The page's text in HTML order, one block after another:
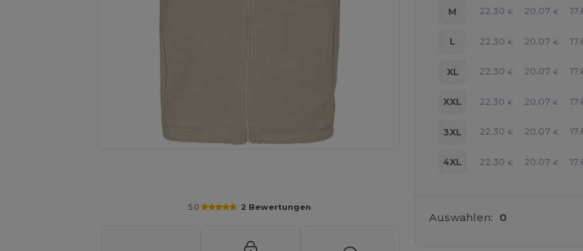
5.0 2 Bewertungen
M 22.30 € 20.07 €
L 22.30 € 20.07 €
XL 22.30 € 20.07 €
XXL 22.30 € 20.07 €
3XL 22.30 € 20.07 €
4XL 22.30 € 20.07 €
Auswahlen: 0